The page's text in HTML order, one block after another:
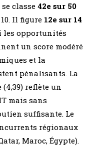
classe 42e sur 50
Il figure 12e sur 14
les opportunités
un score modéré
et la
pénalisants. La
reflète un
mais sans
suffisante. Le
régionaux
Maroc, Égypte).